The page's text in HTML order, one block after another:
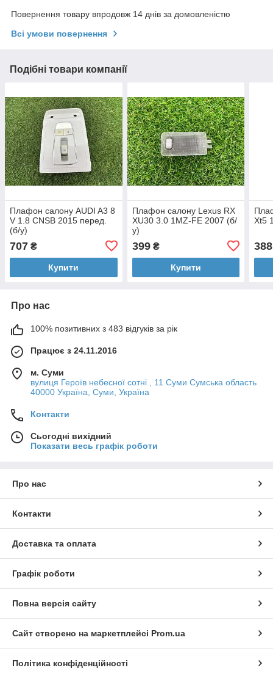
Повернення товару впродовж 14 днів за домовленістю
Всі умови повернення
Подібні товари компанії
Плафон салону AUDI A3 8
V 1.8 CNSB 2015 перед.
(б/у)
707 ₴
Купити
Плафон салону Lexus RX
XU30 3.0 1MZ-FE 2007 (б/
у)
399₴
Купити
Xt5
388
Про нас
100% позитивних з 483 відгуків за рік
Працює з 24.11.2016
м. Суми
вулиця Героїв небесної сотні , 11 Суми Сумська область
40000 Україна, Суми, Україна
Контакти
Сьогодні вихідний
Показати весь графік роботи
Про нас
Контакти
Доставка та оплата
Графік роботи
Повна версія сайту
Сайт створено на маркетплейсі Prom.ua
Політика конфіденційності